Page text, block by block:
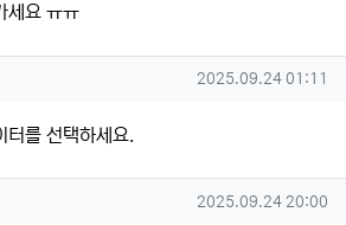
세요 ㅠㅠ
의 댓글 작성일
2025.09.24 01:11
터를 선택하세요.
의 댓글 작성일
2025.09.24 20:00